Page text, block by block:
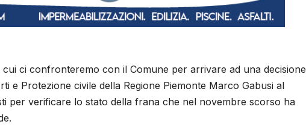
cui ci confronteremo con il Comune per arrivare ad una decisione
e Protezione civile della Regione Piemonte Marco Gabusi al
per verificare lo stato della frana che nel novembre scorso ha